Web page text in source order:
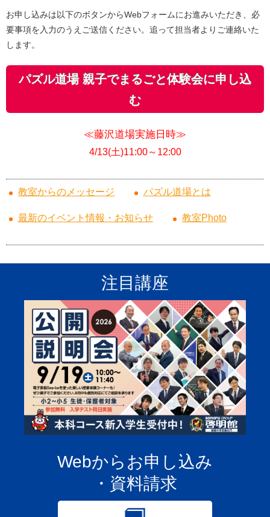
お申し込みは以下のボタンからWebフォームにお進みいただき、必
要事項を入力のうえご送信ください。追って担当者よりご連絡いた
します。
パズル道場 親子でまるごと体験会に申し込
む
≪藤沢道場実施日時≫
4/13(土)11:00～12:00
教室からのメッセージ パズル道場とは
最新のイベント情報・お知らせ 教室Photo
注目講座
Webからお申し込み
・資料請求